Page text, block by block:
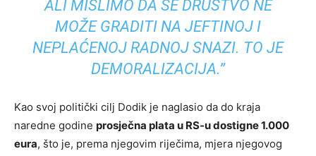
ALI MISLIMO DA SE DRUŠTVO NE
MOŽE GRADITI NA JEFTINOJ I
NEPLAĆENOJ RADNOJ SNAZI. TO JE
DEMORALIZACIJA.”
Kao svoj politički cilj Dodik je naglasio da do kraja
naredne godine prosječna plata u RS-u dostigne 1.000
eura, što je, prema njegovim riječima, mjera njegovog